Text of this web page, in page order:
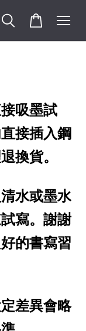
吸墨試
接插入鋼
換貨。
水或墨水
寫。謝謝
的書寫習
差異會略